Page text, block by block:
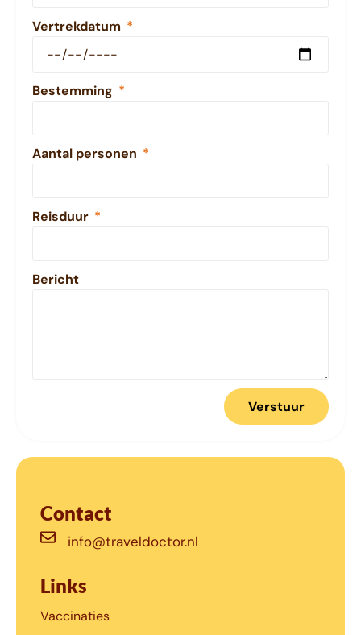
Vertrekdatum
Bestemming
Aantal personen
Reisduur
Bericht
Verstuur
Contact
info@traveldoctor.nl
Links
Vaccinaties